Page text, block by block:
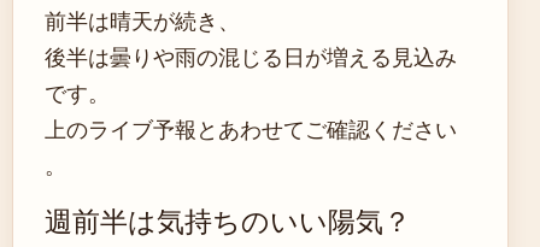
前半は晴天が続き、
後半は曇りや雨の混じる日が増える見込み
です。
上のライブ予報とあわせてご確認ください
。
週前半は気持ちのいい陽気？